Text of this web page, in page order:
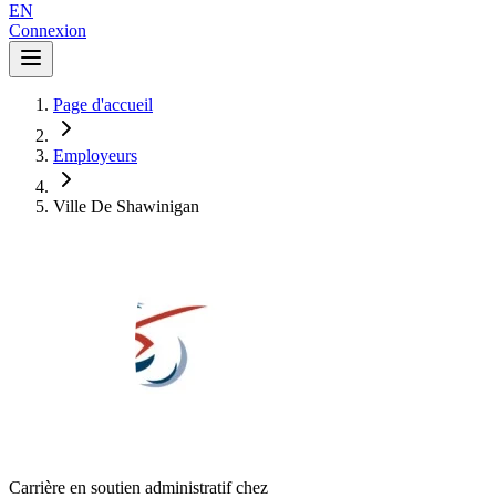
EN
Connexion
Page d'accueil
Employeurs
Ville De Shawinigan
Carrière en soutien administratif chez